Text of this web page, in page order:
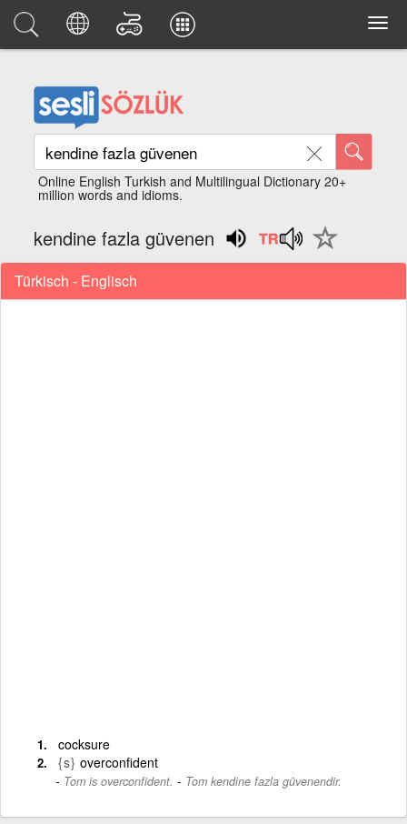
Online English Turkish and Multilingual Dictionary 20+
million words and idioms.
kendine fazla güvenen
Türkisch - Englisch
cocksure
{s} overconfident
Tom is overconfident. - Tom kendine fazla güvenendir.